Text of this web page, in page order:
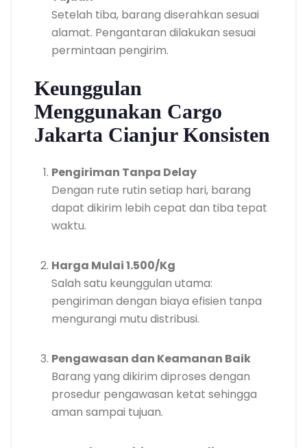
Setelah tiba, barang diserahkan sesuai
alamat. Pengantaran dilakukan sesuai
permintaan pengirim.
Keunggulan
Menggunakan Cargo
Jakarta Cianjur Konsisten
Pengiriman Tanpa Delay
Dengan rute rutin setiap hari, barang
dapat dikirim lebih cepat dan tiba tepat
waktu.
Harga Mulai 1.500/Kg
Salah satu keunggulan utama:
pengiriman dengan biaya efisien tanpa
mengurangi mutu distribusi.
Pengawasan dan Keamanan Baik
Barang yang dikirim diproses dengan
prosedur pengawasan ketat sehingga
aman sampai tujuan.